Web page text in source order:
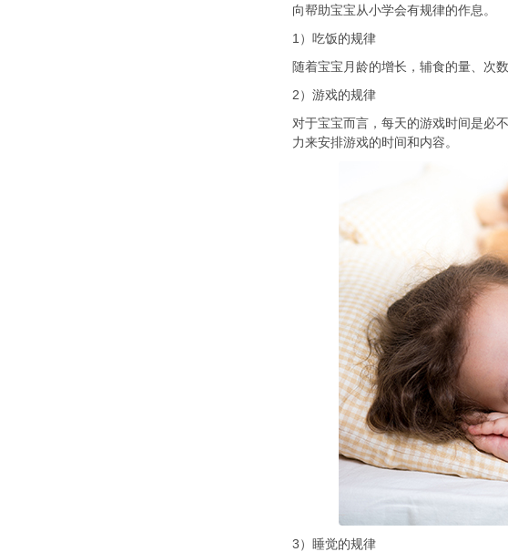
向帮助宝宝从小学会有规律的作息。
1）吃饭的规律
随着宝宝月龄的增长，辅食的量、次
2）游戏的规律
对于宝宝而言，每天的游戏时间是必
力来安排游戏的时间和内容。
3）睡觉的规律